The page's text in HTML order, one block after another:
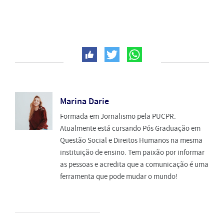
Marina Darie
Formada em Jornalismo pela PUCPR.
Atualmente está cursando Pós Graduação em
Questão Social e Direitos Humanos na mesma
instituição de ensino. Tem paixão por informar
as pessoas e acredita que a comunicação é uma
ferramenta que pode mudar o mundo!